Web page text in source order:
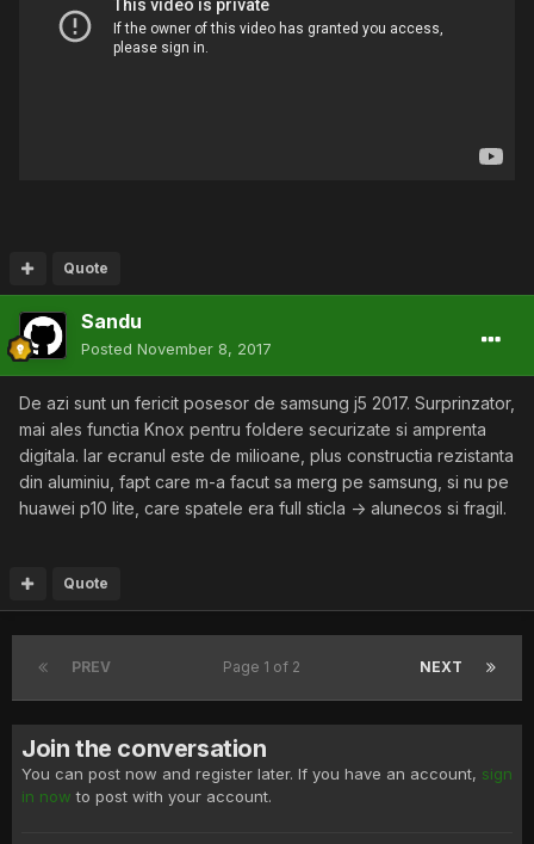
Quote
Sandu
Posted November 8, 2017
De azi sunt un fericit posesor de samsung j5 2017. Surprinzator,
mai ales functia Knox pentru foldere securizate si amprenta
digitala. Iar ecranul este de milioane, plus constructia rezistanta
din aluminiu, fapt care m-a facut sa merg pe samsung, si nu pe
huawei p10 lite, care spatele era full sticla -> alunecos si fragil.
Quote
PREV NEXT
Page 1 of 2
Join the conversation
You can post now and register later. If you have an account, sign
in now to post with your account.